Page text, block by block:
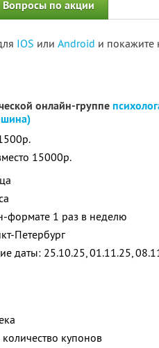
Вопросы по акции
IOS или Android и покажите
онлайн-группе
15000р.
формате 1 раз в неделю
Петербург
даты: 25.10.25, 01.11.25,
купонов